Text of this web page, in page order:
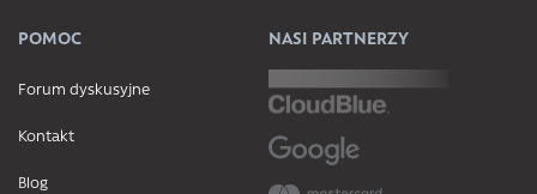
POMOC
Forum dyskusyjne
Kontakt
Blog
NASI PARTNERZY